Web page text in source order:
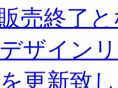
売終了
ザイン
更新致